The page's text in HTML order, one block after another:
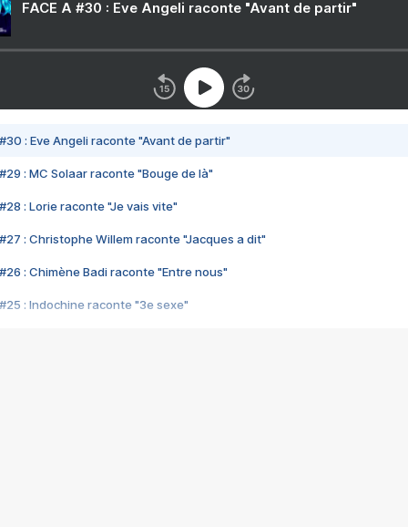
FACE A #30 : Eve Angeli raconte "Avant de partir"
#30 : Eve Angeli raconte "Avant de partir"
#29 : MC Solaar raconte "Bouge de là"
#28 : Lorie raconte "Je vais vite"
#27 : Christophe Willem raconte "Jacques a dit"
#26 : Chimène Badi raconte "Entre nous"
#25 : Indochine raconte "3e sexe"